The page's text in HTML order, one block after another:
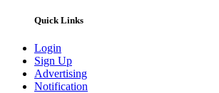
Quick Links
Login
Sign Up
Advertising
Notification